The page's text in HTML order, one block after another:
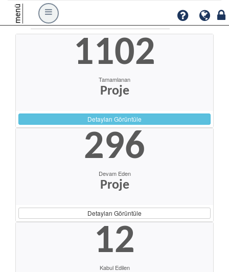
menü
1102
Tamamlanan
Proje
Detayları Görüntüle
296
Devam Eden
Proje
Detayları Görüntüle
12
Kabul Edilen